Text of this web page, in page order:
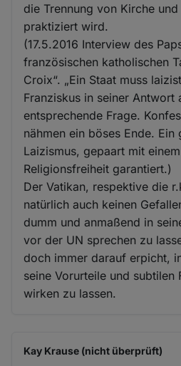
die Trennung von Kirche
praktiziert wird.
(17.5.2016 Interview des
französischen katholischen
Croix“. „Ein Staat muss
Franziskus in seiner Antwort
entsprechende Frage.
nähmen ein böses Ende. Ein
Laizismus, gepaart mit
Religionsfreiheit garantiert.)
Der Vatikan, respektive die
natürlich auch keinen
dumm und anmaßend in
vor der UN sprechen zu
doch immer darauf erpicht,
seine Vorurteile und subtilen
wirken zu lassen.
Kay Krause (nicht überprüft)